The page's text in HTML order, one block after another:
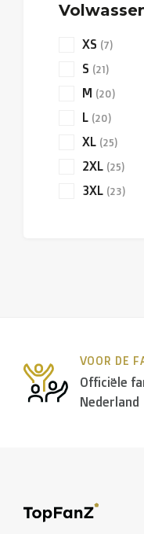
XS (7)
S (21)
M (20)
L (20)
XL (25)
2XL (25)
3XL (23)
VOOR DE
Officiële
Nederland